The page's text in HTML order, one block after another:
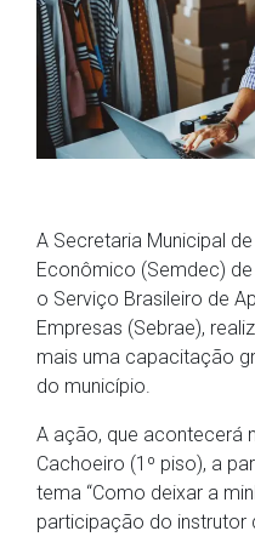
A Secretaria Municipal
Econômico (Semdec)
o Serviço Brasileiro de
Empresas (Sebrae),
mais uma capacitação
do município.
A ação, que acontecerá
Cachoeiro (1º piso), a
tema “Como deixar a
participação do instrutor